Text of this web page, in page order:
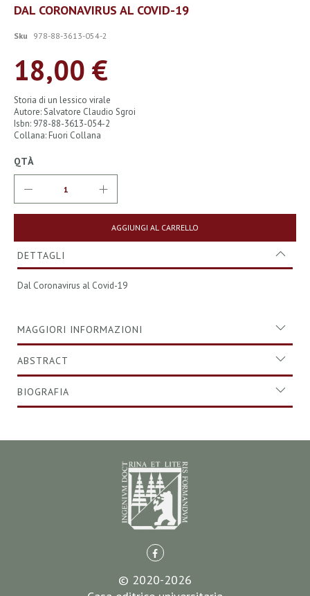
Vai
all'inizio
galleria
immagini
DAL CORONAVIRUS AL COVID-19
Sku 978-88-3613-054-2
18,00 €
Storia di un lessico virale
Autore: Salvatore Claudio Sgroi
Isbn: 978-88-3613-054-2
Collana: Fuori Collana
QTÀ
AGGIUNGI AL CARRELLO
DETTAGLI
Dal Coronavirus al Covid-19
MAGGIORI INFORMAZIONI
ABSTRACT
BIOGRAFIA
© 2020-2026